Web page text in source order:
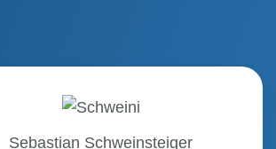
Schweinsteiger
Sebastian Schweinsteiger